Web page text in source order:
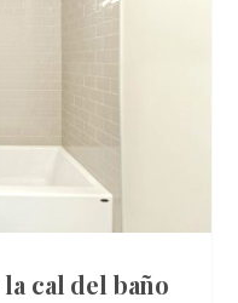
cal del baño